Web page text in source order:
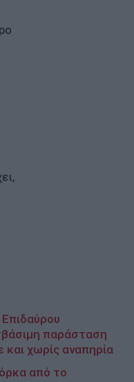
παράσταση
και χωρίς αναπηρία
από το